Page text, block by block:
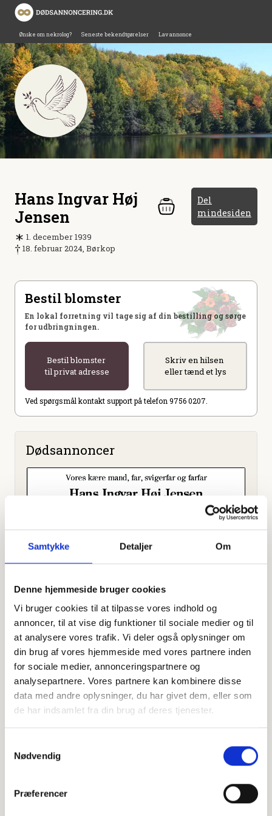
Samtykke Detaljer Om
Denne hjemmeside bruger cookies
Vi bruger cookies til at tilpasse vores indhold og
annoncer, til at vise dig funktioner til sociale medier og til
at analysere vores trafik. Vi deler også oplysninger om
din brug af vores hjemmeside med vores partnere inden
for sociale medier, annonceringspartnere og
analysepartnere. Vores partnere kan kombinere disse
data med andre oplysninger, du har givet dem, eller som
de har indsamlet fra din brug af deres tjenester.
Nødvendig
Præferencer
Ønske om nekrolog? Seneste bekendtgørelser Lav annonce
Hans Ingvar Høj
Jensen
Del
mindesiden
1. december 1939
18. februar 2024, Børkop
Bestil blomster
En lokal forretning vil tage sig af din bestilling og sørge
for udbringningen.
Bestil blomster
til privat adresse
Skriv en hilsen
eller tænd et lys
Ved spørgsmål kontakt support på telefon 9756 0207.
Dødsannoncer
Højtideligheden
Torsdag d. 22. februar 2024 kl. 13.00
Gauerslund Kirke
Kirkebakken 32, 7080 Børkop
−
contributors